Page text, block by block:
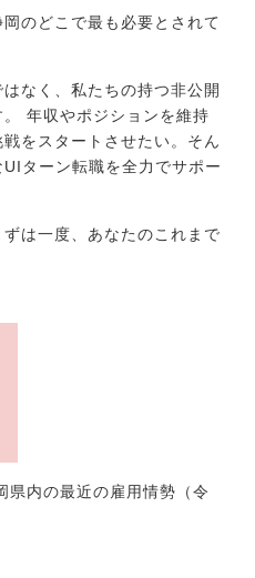
のどこで最も必要とされて
なく、私たちの持つ非公開
年収やポジションを維持
をスタートさせたい。そん
ターン転職を全力でサポー
は一度、あなたのこれまで
県内の最近の雇用情勢（令